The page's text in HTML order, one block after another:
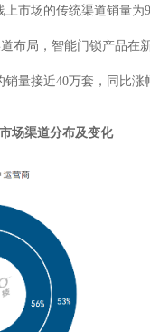
市场的传统渠道销量为
布局，智能门锁产品在
销量接近40万套，同比涨
场渠道分布及变化